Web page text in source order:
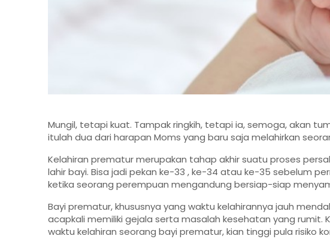
Mungil, tetapi kuat. Tampak ringkih, tetapi ia, semoga, akan
itulah dua dari harapan Moms yang baru saja melahirkan
Kelahiran prematur merupakan tahap akhir suatu proses
lahir bayi. Bisa jadi pekan ke-33 , ke-34 atau ke-35 sebelum
ketika seorang perempuan mengandung bersiap-siap
Bayi prematur, khususnya yang waktu kelahirannya jauh
acapkali memiliki gejala serta masalah kesehatan yang rumit.
waktu kelahiran seorang bayi prematur, kian tinggi pula risiko